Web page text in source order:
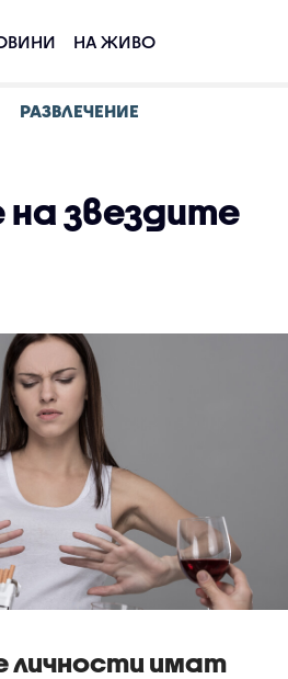
НА ЖИВО
РАЗВЛЕЧЕНИЕ
звездите
личности имат